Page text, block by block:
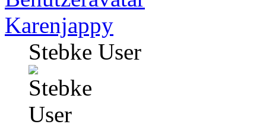
Karenjappy
Stebke User